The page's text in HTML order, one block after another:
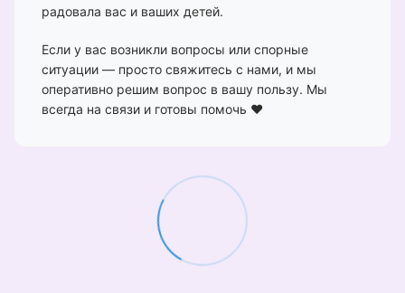
радовала вас и ваших детей.
Если у вас возникли вопросы или спорные
ситуации — просто свяжитесь с нами, и мы
оперативно решим вопрос в вашу пользу. Мы
всегда на связи и готовы помочь ❤️